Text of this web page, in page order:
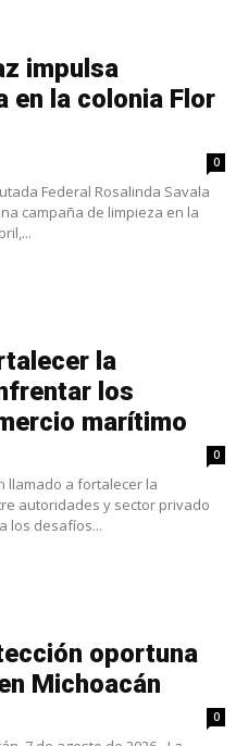
impulsa
en la colonia Flor
0
Federal Rosalinda Savala
campaña de limpieza en la
la
los
marítimo
0
llamado a fortalecer la
autoridades y sector privado
los desafíos...
oportuna
Michoacán
0